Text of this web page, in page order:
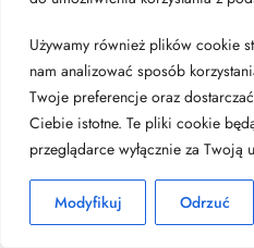
Używamy również plików cookie
nam analizować sposób
Twoje preferencje oraz
Ciebie istotne. Te pliki cookie
przeglądarce wyłącznie za Twoją
Modyfikuj Odrzuć
być na bieżąco ze światowymi
Najnowsze
wychodzi z mody?
Cichy luksus w architekturze